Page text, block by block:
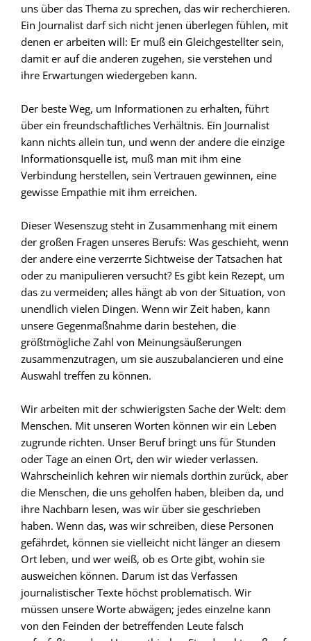
uns über das Thema zu sprechen, das wir recherchieren.
Ein Journalist darf sich nicht jenen überlegen fühlen, mit
denen er arbeiten will: Er muß ein Gleichgestellter sein,
damit er auf die anderen zugehen, sie verstehen und
ihre Erwartungen wiedergeben kann.
Der beste Weg, um Informationen zu erhalten, führt
über ein freundschaftliches Verhältnis. Ein Journalist
kann nichts allein tun, und wenn der andere die einzige
Informationsquelle ist, muß man mit ihm eine
Verbindung herstellen, sein Vertrauen gewinnen, eine
gewisse Empathie mit ihm erreichen.
Dieser Wesenszug steht in Zusammenhang mit einem
der großen Fragen unseres Berufs: Was geschieht, wenn
der andere eine verzerrte Sichtweise der Tatsachen hat
oder zu manipulieren versucht? Es gibt kein Rezept, um
das zu vermeiden; alles hängt ab von der Situation, von
unendlich vielen Dingen. Wenn wir Zeit haben, kann
unsere Gegenmaßnahme darin bestehen, die
größtmögliche Zahl von Meinungsäußerungen
zusammenzutragen, um sie auszubalancieren und eine
Auswahl treffen zu können.
Wir arbeiten mit der schwierigsten Sache der Welt: dem
Menschen. Mit unseren Worten können wir ein Leben
zugrunde richten. Unser Beruf bringt uns für Stunden
oder Tage an einen Ort, den wir wieder verlassen.
Wahrscheinlich kehren wir niemals dorthin zurück, aber
die Menschen, die uns geholfen haben, bleiben da, und
ihre Nachbarn lesen, was wir über sie geschrieben
haben. Wenn das, was wir schreiben, diese Personen
gefährdet, können sie vielleicht nicht länger an diesem
Ort leben, und wer weiß, ob es Orte gibt, wohin sie
ausweichen können. Darum ist das Verfassen
journalistischer Texte höchst problematisch. Wir
müssen unsere Worte abwägen; jedes einzelne kann
von den Feinden der betreffenden Leute falsch